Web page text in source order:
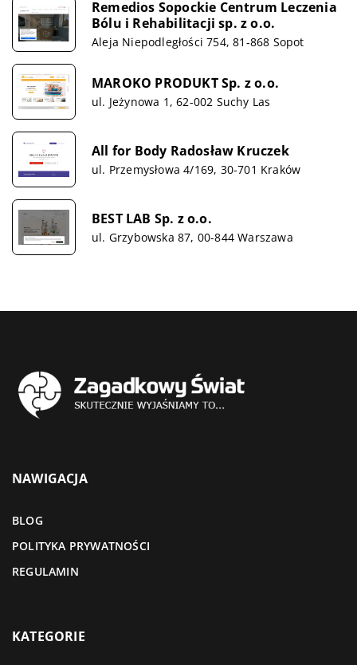
Remedios Sopockie Centrum Leczenia
Bólu i Rehabilitacji sp. z o.o.
Aleja Niepodległości 754, 81-868 Sopot
MAROKO PRODUKT Sp. z o.o.
ul. Jeżynowa 1, 62-002 Suchy Las
All for Body Radosław Kruczek
ul. Przemysłowa 4/169, 30-701 Kraków
BEST LAB Sp. z o.o.
ul. Grzybowska 87, 00-844 Warszawa
NAWIGACJA
BLOG
POLITYKA PRYWATNOŚCI
REGULAMIN
KATEGORIE